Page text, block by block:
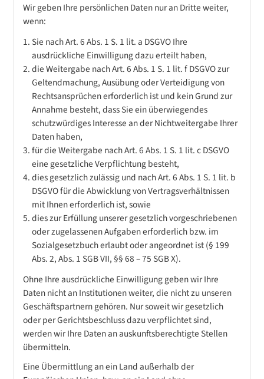
Wir geben Ihre persönlichen Daten nur an Dritte weiter,
wenn:
Sie nach Art. 6 Abs. 1 S. 1 lit. a DSGVO Ihre
ausdrückliche Einwilligung dazu erteilt haben,
die Weitergabe nach Art. 6 Abs. 1 S. 1 lit. f DSGVO zur
Geltendmachung, Ausübung oder Verteidigung von
Rechtsansprüchen erforderlich ist und kein Grund zur
Annahme besteht, dass Sie ein überwiegendes
schutzwürdiges Interesse an der Nichtweitergabe Ihrer
Daten haben,
für die Weitergabe nach Art. 6 Abs. 1 S. 1 lit. c DSGVO
eine gesetzliche Verpflichtung besteht,
dies gesetzlich zulässig und nach Art. 6 Abs. 1 S. 1 lit. b
DSGVO für die Abwicklung von Vertragsverhältnissen
mit Ihnen erforderlich ist, sowie
dies zur Erfüllung unserer gesetzlich vorgeschriebenen
oder zugelassenen Aufgaben erforderlich bzw. im
Sozialgesetzbuch erlaubt oder angeordnet ist (§ 199
Abs. 2, Abs. 1 SGB VII, §§ 68 – 75 SGB X).
Ohne Ihre ausdrückliche Einwilligung geben wir Ihre
Daten nicht an Institutionen weiter, die nicht zu unseren
Geschäftspartnern gehören. Nur soweit wir gesetzlich
oder per Gerichtsbeschluss dazu verpflichtet sind,
werden wir Ihre Daten an auskunftsberechtigte Stellen
übermitteln.
Eine Übermittlung an ein Land außerhalb der